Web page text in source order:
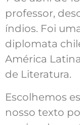
professor,
índios. Foi
diplomata
América
de Literatura.
Escolhemos
nosso texto